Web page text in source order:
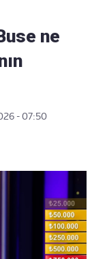
ne
- 07:50